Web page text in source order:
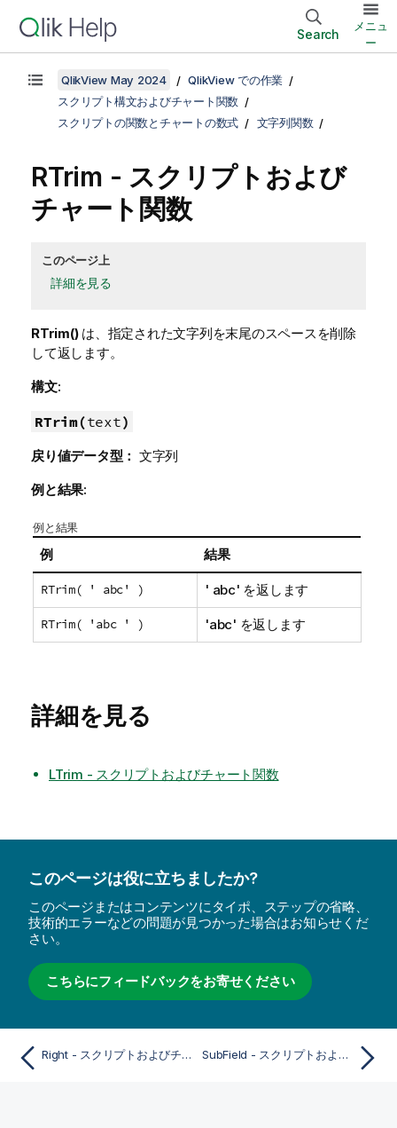
Search
メニュ
ー
QlikView May 2024
QlikView での作業
スクリプト構文およびチャート関数
スクリプトの関数とチャートの数式
文字列関数
RTrim - スクリプトおよび
チャート関数
このページ上
詳細を見る
RTrim()は、指定された文字列を末尾のスペースを削除
して返します。
構文:
RTrim(text)
戻り値データ型： 文字列
例と結果:
例と結果
例 結果
RTrim( ' abc' ) ' abc' を返します
RTrim( 'abc ' ) 'abc' を返します
詳細を見る
LTrim - スクリプトおよびチャート関数
このページは役に立ちましたか?
このページまたはコンテンツにタイポ、ステップの省略、
技術的エラーなどの問題が見つかった場合はお知らせくだ
さい。
こちらにフィードバックをお寄せください
Right - スクリプトおよびチャート関数 SubField - スクリプトおよびチャート関数